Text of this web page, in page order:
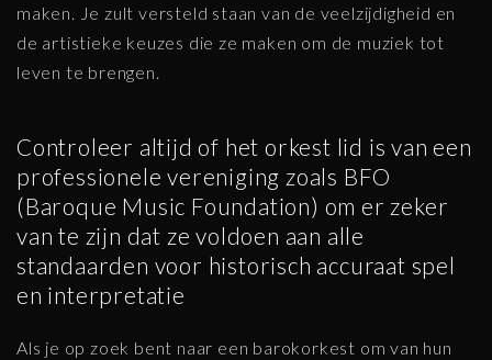
maken. Je zult versteld staan van de veelzijdigheid en
de artistieke keuzes die ze maken om de muziek tot
leven te brengen.
Controleer altijd of het orkest lid is van een
professionele vereniging zoals BFO
(Baroque Music Foundation) om er zeker
van te zijn dat ze voldoen aan alle
standaarden voor historisch accuraat spel
en interpretatie
Als je op zoek bent naar een barokorkest om van hun